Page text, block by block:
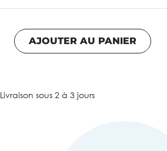
AJOUTER AU PANIER
Livraison sous 2 à 3 jours